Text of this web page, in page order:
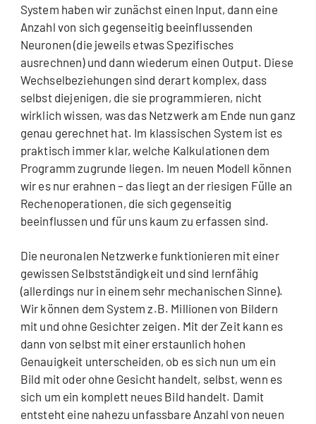
System haben wir zunächst einen Input, dann eine
Anzahl von sich gegenseitig beeinflussenden
Neuronen (die jeweils etwas Spezifisches
ausrechnen) und dann wiederum einen Output. Diese
Wechselbeziehungen sind derart komplex, dass
selbst diejenigen, die sie programmieren, nicht
wirklich wissen, was das Netzwerk am Ende nun ganz
genau gerechnet hat. Im klassischen System ist es
praktisch immer klar, welche Kalkulationen dem
Programm zugrunde liegen. Im neuen Modell können
wir es nur erahnen – das liegt an der riesigen Fülle an
Rechenoperationen, die sich gegenseitig
beeinflussen und für uns kaum zu erfassen sind.
Die neuronalen Netzwerke funktionieren mit einer
gewissen Selbstständigkeit und sind lernfähig
(allerdings nur in einem sehr mechanischen Sinne).
Wir können dem System z.B. Millionen von Bildern
mit und ohne Gesichter zeigen. Mit der Zeit kann es
dann von selbst mit einer erstaunlich hohen
Genauigkeit unterscheiden, ob es sich nun um ein
Bild mit oder ohne Gesicht handelt, selbst, wenn es
sich um ein komplett neues Bild handelt. Damit
entsteht eine nahezu unfassbare Anzahl von neuen